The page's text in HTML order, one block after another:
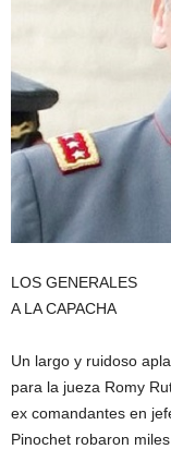
LOS GENERALES
A LA CAPACHA
Un largo y ruidoso
para la jueza Romy
ex comandantes en
Pinochet robaron